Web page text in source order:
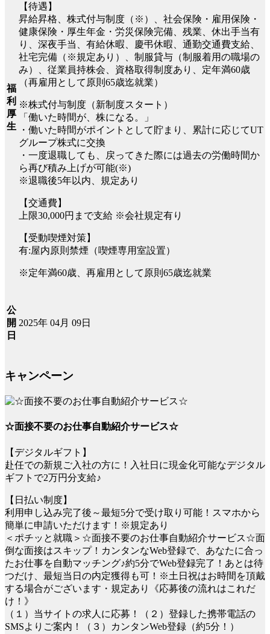
福
利
厚
生
【待遇】
昇給昇格、株式付与制度（※）、社会保険・雇用保険・
健康保険・厚生年金・労災保険完備、残業、休出手当有
り、深夜手当、有給休暇、慶弔休暇、通勤交通費支給、
社宅完備（※規定あり）、制服貸与（制服着用の職場の
み）、従業員持株会、資格取得制度あり、定年満60歳
（再雇用として原則65歳迄就業）
※株式付与制度（新制度スタート）
「働いた時間が、株になる。」
・働いた時間がポイントとして貯まり、累計に応じてUT
グループ株式に交換
・一度退職しても、戻ってきた際には過去の労働時間か
ら再び積み上げが可能(※)
※退職後5年以内、規定あり
【交通費】
上限30,000円まで支給 ※会社規定有り
【受動喫煙対策】
有:屋内原則禁煙（喫煙専用室設置）
※定年満60歳、再雇用として原則65歳迄就業
公
開
日
2025年 04月 09日
キャンペーン
☆面接不要のお仕事自動紹介サービス☆
【デジタルギフト】
赴任での新規ご入社の方に！入社日に現金化可能なデジタル
ギフトで2万円分支給♪
【日払い制度】
利用申し込み完了後～最短5分で受け取り可能！スマホから
簡単に申請いただけます！※規定あり
＜ポチッと就職＞☆面接不要のお仕事自動紹介サービス☆面
倒な面接はスキップ！カンタンなWeb登録で、あなたに合っ
たお仕事を自動マッチング♪約5分でWeb登録完了！あとは待
つだけ、最短当日の内定獲得も可！※土日祝はお時間を頂戴
する場合がございます・規定あり《応募後の流れはこれだ
け！》
（１）当サイトの求人に応募！（２）登録した携帯電話の
SMSよりご案内！（３）カンタンWeb登録（約5分！）